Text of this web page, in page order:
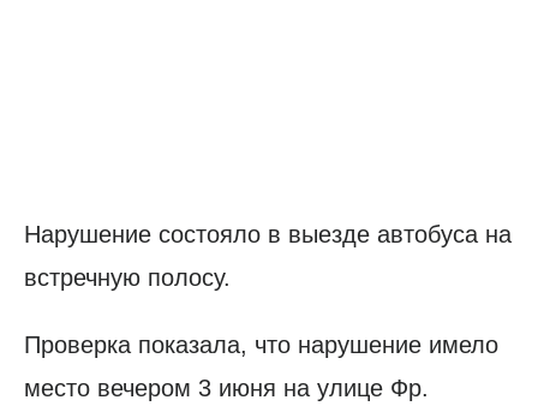
Нарушение состояло в выезде автобуса на
встречную полосу.
Проверка показала, что нарушение имело
место вечером 3 июня на улице Фр.